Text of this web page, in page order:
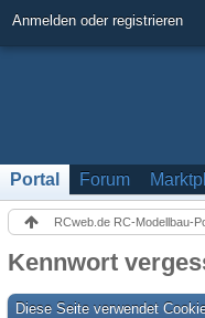
Anmelden oder registrieren
Portal Forum
RCweb.de RC-Modellbau-
Kennwort
Diese Seite verwendet